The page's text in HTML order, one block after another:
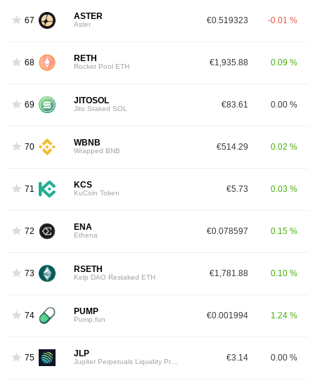
67 ASTER
Aster €0.519323 -0.01 %
68 RETH
Rocket Pool ETH €1,935.88 0.09 %
69 JITOSOL
Jito Staked SOL €83.61 0.00 %
70 WBNB
Wrapped BNB €514.29 0.02 %
71 KCS
KuCoin Token €5.73 0.03 %
72 ENA
Ethena €0.078597 0.15 %
73 RSETH
Kelp DAO Restaked ETH €1,781.88 0.10 %
74 PUMP
Pump.fun €0.001994 1.24 %
75 JLP €3.14 0.00 %